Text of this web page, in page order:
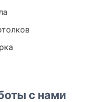
с нами